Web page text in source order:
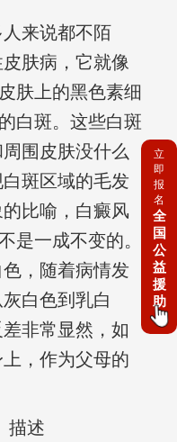
来说都不陌
肤病，它就像
肤上的黑色素细
白斑。这些白斑
围皮肤没什么
斑区域的毛发
比喻，白癜风
是一成不变的。
，随着病情发
白色到乳白
非常显然，如
，作为父母的
描述
立
即
报
名
全
国
公
益
援
助